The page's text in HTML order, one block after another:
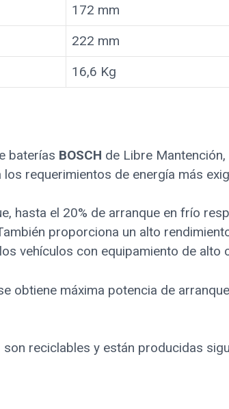
172 mm
222 mm
16,6 Kg
baterías BOSCH de Libre
requerimientos de energía más
hasta el 20% de arranque en frío
proporciona un alto
vehículos con equipamiento de alto
obtiene máxima potencia de
son reciclables y están producidas